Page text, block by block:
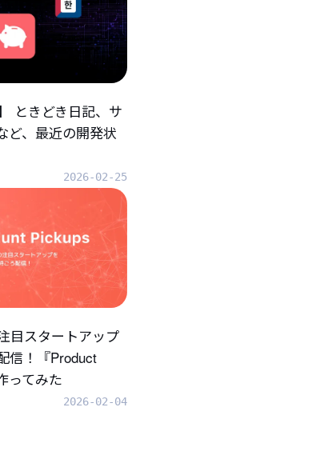
ときどき日記、サ
ど、最近の開発状
2026-02-25
目スタートアップ
信！『Product
ってみた
2026-02-04